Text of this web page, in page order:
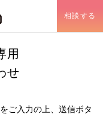
相談する
用
せ
ご入力の上、送信ボタ